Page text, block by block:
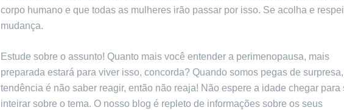
corpo humano e que todas as mulheres irão passar por isso. Se acolha e
mudança.
Estude sobre o assunto! Quanto mais você entender a perimenopausa, mais
preparada estará para viver isso, concorda? Quando somos pegas de
tendência é não saber reagir, então não reaja! Não espere a idade chegar para
inteirar sobre o tema. O nosso blog é repleto de informações sobre os seus